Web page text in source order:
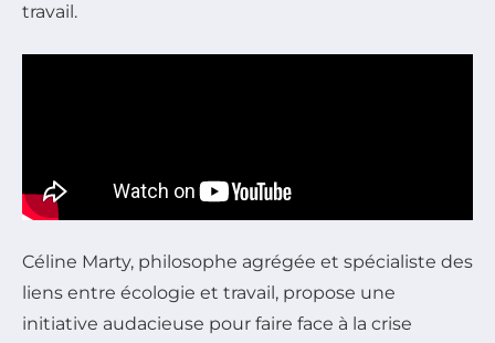
travail.
Céline Marty, philosophe agrégée et spécialiste des
liens entre écologie et travail, propose une
initiative audacieuse pour faire face à la crise